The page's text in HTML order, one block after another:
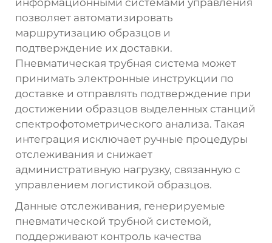
позволяет автоматизировать
маршрутизацию образцов и
подтверждение их доставки.
Пневматическая трубная система может
принимать электронные инструкции по
доставке и отправлять подтверждение при
достижении образцов выделенных станций
спектрофотометрического анализа. Такая
интеграция исключает ручные процедуры
отслеживания и снижает
административную нагрузку, связанную с
управлением логистикой образцов.
Данные отслеживания, генерируемые
пневматической трубной системой,
поддерживают контроль качества